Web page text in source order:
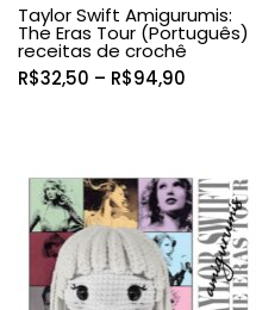
Taylor Swift Amigurumis:
The Eras Tour (Português)
receitas de crochê
R$32,50 – R$94,90
através
R$94,90